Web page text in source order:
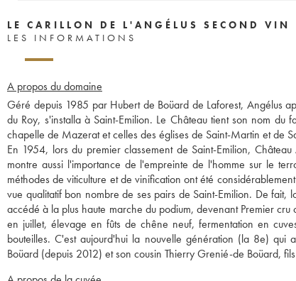
LE CARILLON DE L'ANGÉLUS SECOND VIN
LES INFORMATIONS
A propos du domaine
Géré depuis 1985 par Hubert de Boüard de Laforest, Angélus
du Roy, s'installa à Saint-Emilion. Le Château tient son nom
chapelle de Mazerat et celles des églises de Saint-Martin et de
En 1954, lors du premier classement de Saint-Emilion,
montre aussi l'importance de l'empreinte de l'homme sur le
méthodes de viticulture et de vinification ont été
vue qualitatif bon nombre de ses pairs de Saint-Emilion. De
accédé à la plus haute marche du podium, devenant Premier
en juillet, élevage en fûts de chêne neuf, fermentation en
bouteilles. C'est aujourd'hui la nouvelle génération (la 8e)
Boüard (depuis 2012) et son cousin Thierry Grenié-de Boüard,